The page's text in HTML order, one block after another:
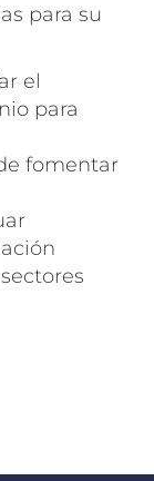
para su
el
para
fomentar